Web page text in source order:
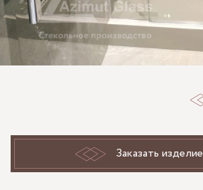
Заказать изделие